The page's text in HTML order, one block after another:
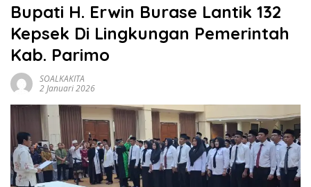
Bupati H. Erwin Burase Lantik 132
Kepsek Di Lingkungan Pemerintah
Kab. Parimo
SOALKAKITA
2 Januari 2026